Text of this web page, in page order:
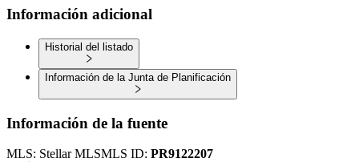
Información adicional
Historial del listado
Información de la Junta de Planificación
Información de la fuente
MLS: Stellar MLSMLS ID: PR9122207